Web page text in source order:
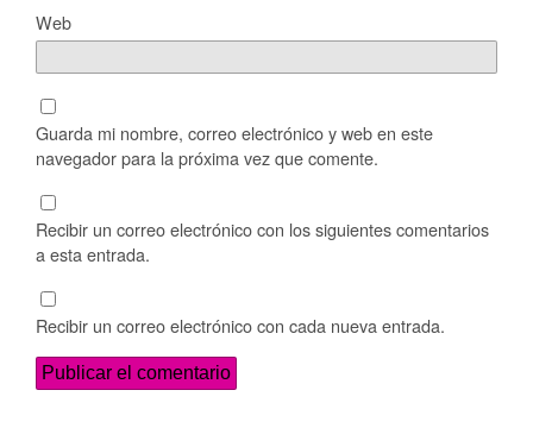
Web
Guarda mi nombre, correo electrónico y web en este
navegador para la próxima vez que comente.
Recibir un correo electrónico con los siguientes comentarios
a esta entrada.
Recibir un correo electrónico con cada nueva entrada.